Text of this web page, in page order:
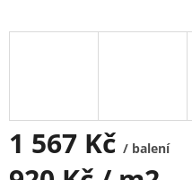
1 567 Kč / balení